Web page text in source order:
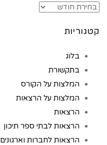
קטגוריות
בלוג
בתקשורת
המלצות על הקורס
המלצות על הרצאות
הרצאות
הרצאות לבתי ספר תיכון
הרצאות לחברות וארגונים